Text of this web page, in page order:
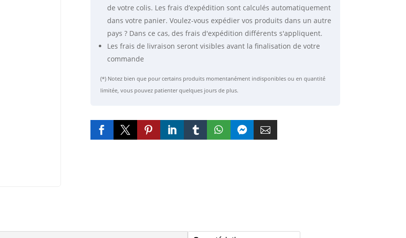
plantes
vivants
de votre colis. Les frais d’expédition sont calculés automatiquement
dans votre panier. Voulez-vous expédier vos produits dans un autre
pays ? Dans ce cas, des frais d'expédition différents s'appliquent.
Les frais de livraison seront visibles avant la finalisation de votre
commande
(*) Notez bien que pour certains produits momentanément indisponibles ou en quantité
limitée, vous pouvez patienter quelques jours de plus.
       